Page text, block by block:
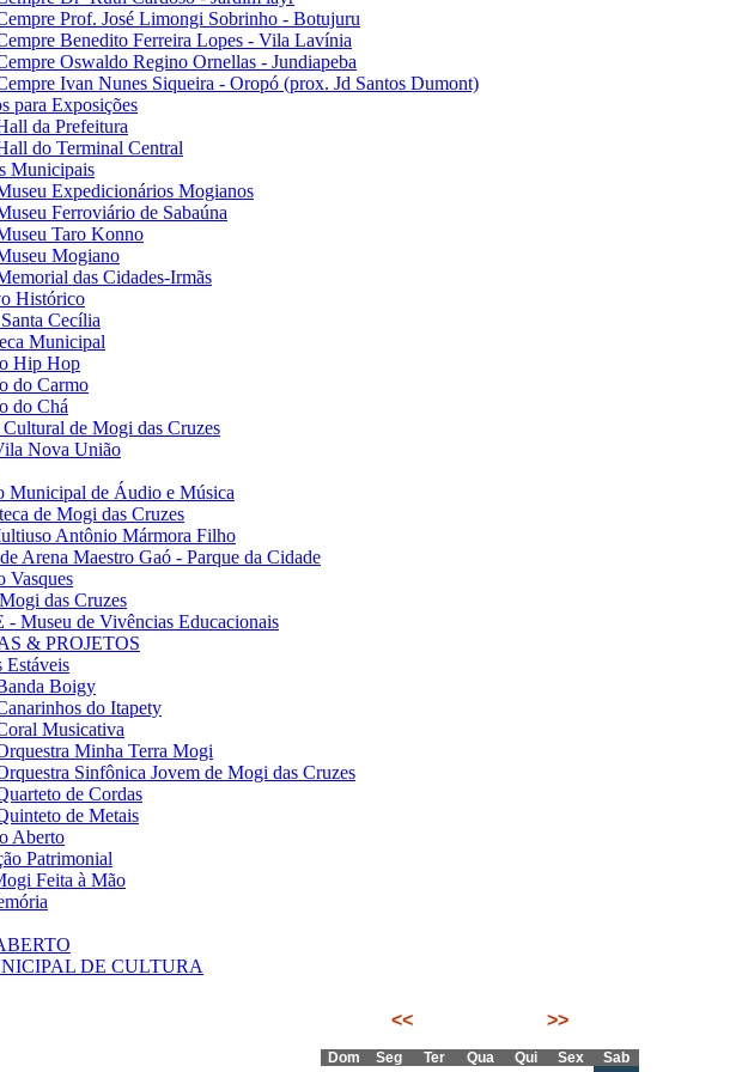
Prof. José Limongi Sobrinho - Botujuru
Benedito Ferreira Lopes - Vila Lavínia
Oswaldo Regino Ornellas - Jundiapeba
Ivan Nunes Siqueira - Oropó (prox. Jd Santos Dumont)
para Exposições
da Prefeitura
do Terminal Central
Municipais
Expedicionários Mogianos
Ferroviário de Sabaúna
Taro Konno
Mogiano
das Cidades-Irmãs
Histórico
Cecília
Municipal
Hip Hop
do Carmo
do Chá
de Mogi das Cruzes
Nova União
Municipal de Áudio e Música
de Mogi das Cruzes
Antônio Mármora Filho
Arena Maestro Gaó - Parque da Cidade
Vasques
das Cruzes
Museu de Vivências Educacionais
& PROJETOS
Estáveis
Boigy
do Itapety
Musicativa
Minha Terra Mogi
Sinfônica Jovem de Mogi das Cruzes
de Cordas
de Metais
Aberto
Patrimonial
Feita à Mão
DE CULTURA
<< >>
Dom Seg Ter Qua Qui Sex Sab